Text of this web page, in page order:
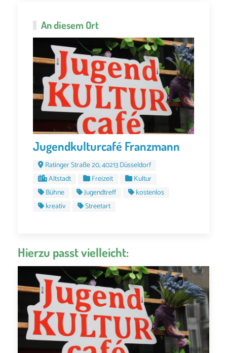
An diesem Ort
Jugendkulturcafé Franzmann
Ratinger Straße 20, 40213 Düsseldorf
Altstadt
Freizeit
Kultur
Bühne
Jugendtreff
kostenlos
kreativ
Streetart
Hierzu passt vielleicht: